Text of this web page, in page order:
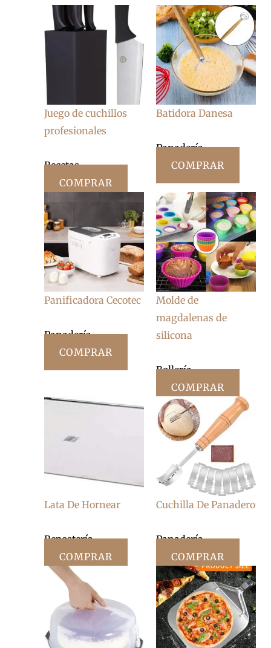
Juego de cuchillos
profesionales
Recetas
COMPRAR
Batidora Danesa
Panadería
COMPRAR
Panificadora Cecotec
Panadería
COMPRAR
Molde de
magdalenas de
silicona
Bollería
COMPRAR
Lata De Hornear
Repostería
COMPRAR
Cuchilla De Panadero
Panadería
COMPRAR